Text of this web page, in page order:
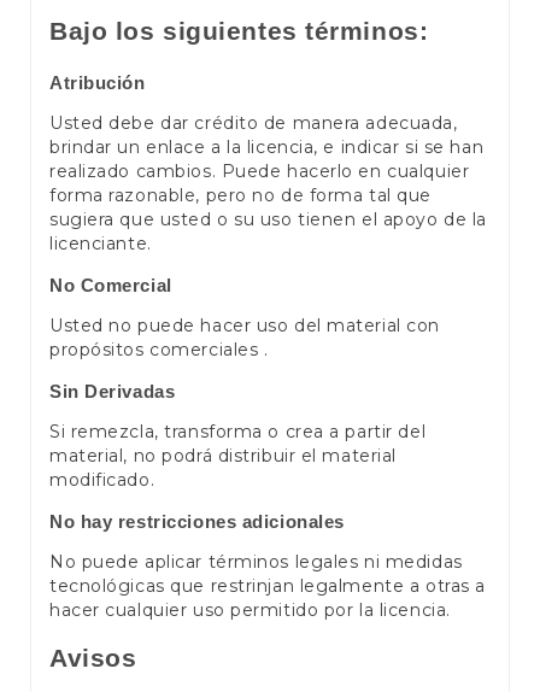
Bajo los siguientes términos:
Atribución
Usted debe dar crédito de manera adecuada,
brindar un enlace a la licencia, e indicar si se han
realizado cambios. Puede hacerlo en cualquier
forma razonable, pero no de forma tal que
sugiera que usted o su uso tienen el apoyo de la
licenciante.
No Comercial
Usted no puede hacer uso del material con
propósitos comerciales .
Sin Derivadas
Si remezcla, transforma o crea a partir del
material, no podrá distribuir el material
modificado.
No hay restricciones adicionales
No puede aplicar términos legales ni medidas
tecnológicas que restrinjan legalmente a otras a
hacer cualquier uso permitido por la licencia.
Avisos